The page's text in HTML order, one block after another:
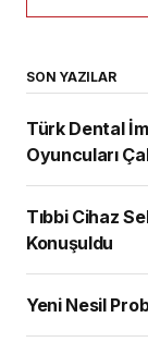
SON YAZILAR
Türk Dental
Oyuncuları
Tıbbi Cihaz
Konuşuldu
Yeni Nesil